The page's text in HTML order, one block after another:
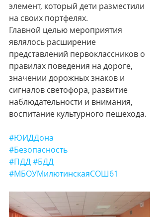
элемент, который дети разместили
на своих портфелях.
Главной целью мероприятия
являлось расширение
представлений первоклассников о
правилах поведения на дороге,
значении дорожных знаков и
сигналов светофора, развитие
наблюдательности и внимания,
воспитание культурного пешехода.
#ЮИДДона
#Безопасность
#ПДД#БДД
#МБОУМилютинскаяСОШ61